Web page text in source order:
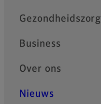
Gezondheidszorg
Business
Over ons
Nieuws